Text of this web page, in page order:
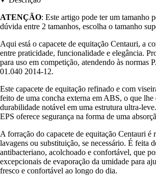
ATENÇÃO: Este artigo pode ter um tamanho
dúvida entre 2 tamanhos, escolha o tamanho
Aqui está o capacete de equitação Centauri, a
entre praticidade, funcionalidade e elegância.
para uso em competição, atendendo às normas
01.040 2014-12.
Este capacete de equitação refinado e com
feito de uma concha externa em ABS, o que lhe
durabilidade notável em uma estrutura ultra-
EPS oferece segurança na forma de uma
A forração do capacete de equitação Centauri
lavagens ou substituição, se necessário. É feita
antibacteriano, acolchoado e confortável, que
excepcionais de evaporação da umidade para
fresco e confortável ao longo do dia.